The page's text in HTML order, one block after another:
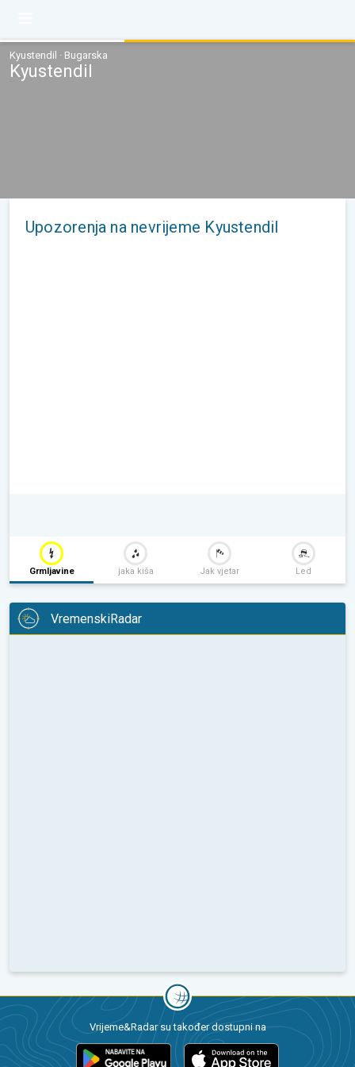
Kyustendil · Bugarska
Kyustendil
Upozorenja na nevrijeme Kyustendil
Grmljavine jaka kiša Jak vjetar Led
VremenskiRadar
Vrijeme&Radar su također dostupni na